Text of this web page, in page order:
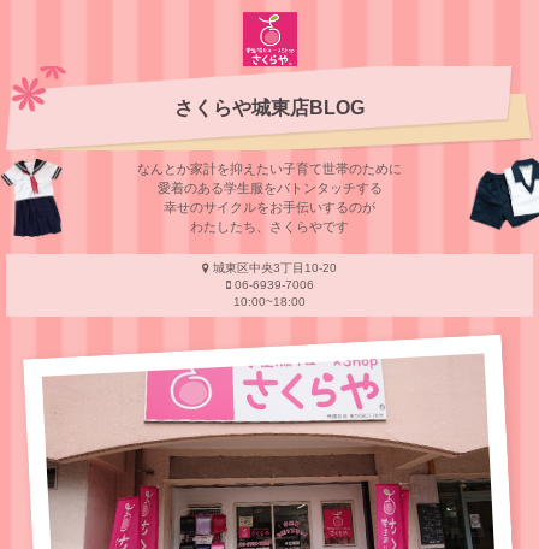
さくらや城東店BLOG
なんとか家計を抑えたい子育て世帯のために
愛着のある学⽣服をバトンタッチする
幸せのサイクルをお⼿伝いするのが
わたしたち、さくらやです
城東区中央3丁目10-20
06-6939-7006
10:00~18:00